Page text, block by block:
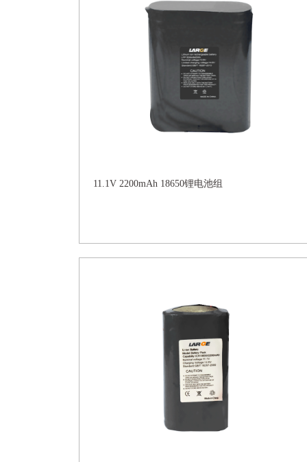
11.1V 2200mAh 18650锂电池组